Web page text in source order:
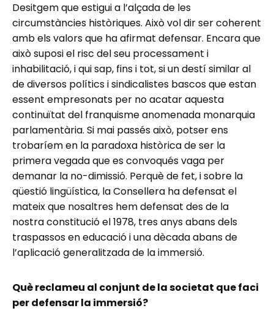
Desitgem que estigui a l’alçada de les
circumstàncies històriques. Això vol dir ser coherent
amb els valors que ha afirmat defensar. Encara que
això suposi el risc del seu processament i
inhabilitació, i qui sap, fins i tot, si un destí similar al
de diversos polítics i sindicalistes bascos que estan
essent empresonats per no acatar aquesta
continuïtat del franquisme anomenada monarquia
parlamentària. Si mai passés això, potser ens
trobaríem en la paradoxa històrica de ser la
primera vegada que es convoqués vaga per
demanar la no-dimissió. Perquè de fet, i sobre la
qüestió lingüística, la Consellera ha defensat el
mateix que nosaltres hem defensat des de la
nostra constitució el 1978, tres anys abans dels
traspassos en educació i una dècada abans de
l’aplicació generalitzada de la immersió.
Què reclameu al conjunt de la societat que faci
per defensar la immersió?